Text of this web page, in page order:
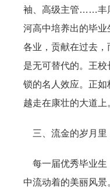
袖、高级主管……丰
河高中培养出的毕
各业，贡献在过去
是无可替代的。王
锁的名人效应。正
越走在康壮的大道上
三、流金的岁月里
每一届优秀毕业生
中流动着的美丽风